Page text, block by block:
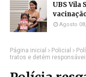
UBS Vila
Agosto
Página inicial Policial
tratos e detém